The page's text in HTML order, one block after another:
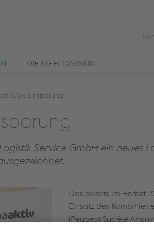
DIE STEEL DIVISION
CO2-Einsparung
Service GmbH ein neues
Das bereits im Herbst
Einsatz des
(Peugeot Suciété
-